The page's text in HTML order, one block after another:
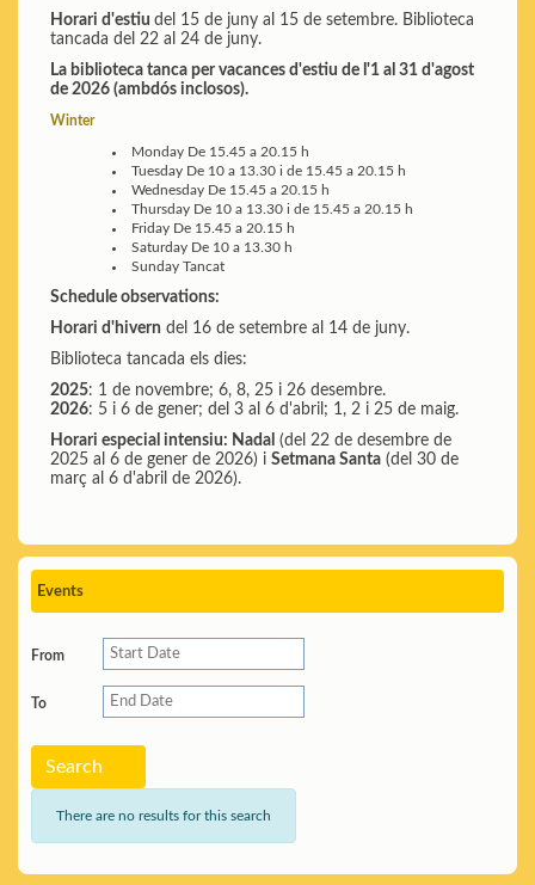
Horari d'estiu del 15 de juny al 15 de setembre. Biblioteca
tancada del 22 al 24 de juny.
La biblioteca tanca per vacances d'estiu de l'1 al 31 d'agost
de 2026 (ambdós inclosos).
Winter
Monday De 15.45 a 20.15 h
Tuesday De 10 a 13.30 i de 15.45 a 20.15 h
Wednesday De 15.45 a 20.15 h
Thursday De 10 a 13.30 i de 15.45 a 20.15 h
Friday De 15.45 a 20.15 h
Saturday De 10 a 13.30 h
SundayTancat
Schedule observations:
Horari d'hivern del 16 de setembre al 14 de juny.
Biblioteca tancada els dies:
2025: 1 de novembre; 6, 8, 25 i 26 desembre.
2026: 5 i 6 de gener; del 3 al 6 d'abril; 1, 2 i 25 de maig.
Horari especial intensiu: Nadal (del 22 de desembre de
2025 al 6 de gener de 2026) i Setmana Santa (del 30 de
març al 6 d'abril de 2026).
Events
From
To
Search
There are no results for this search